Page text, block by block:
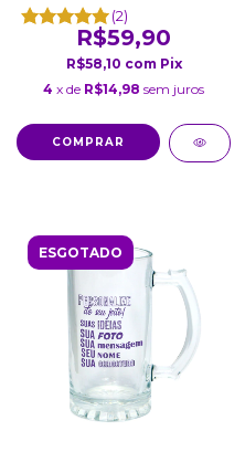
(2)
R$59,90
R$58,10 com Pix
4 x de R$14,98 sem juros
ESGOTADO